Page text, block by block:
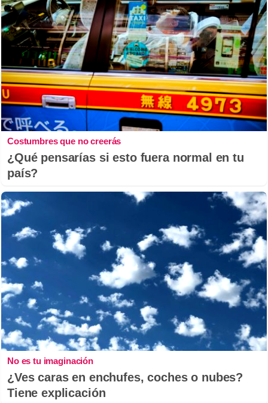
Costumbres que no creerás
¿Qué pensarías si esto fuera normal en tu
país?
No es tu imaginación
¿Ves caras en enchufes, coches o nubes?
Tiene explicación